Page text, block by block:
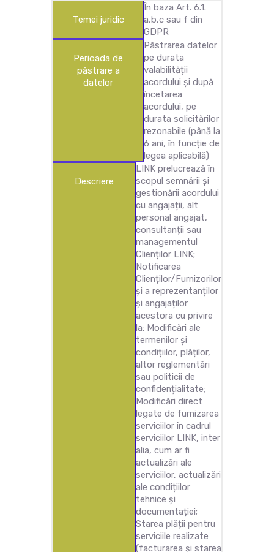
Temei juridic
În baza Art. 6.1.
a,b,c sau f din
GDPR
Perioada de
păstrare a
datelor
Păstrarea datelor
pe durata
valabilității
acordului și după
încetarea
acordului, pe
durata solicitărilor
rezonabile (până la
6 ani, în funcție de
legea aplicabilă)
Descriere
LINK prelucrează în
scopul semnării și
gestionării acordului
cu angajații, alt
personal angajat,
consultanții sau
managementul
Clienților LINK;
Notificarea
Clienților/Furnizorilor
și a reprezentanților
și angajaților
acestora cu privire
la: Modificări ale
termenilor și
condițiilor, plăților,
altor reglementări
sau politicii de
confidențialitate;
Modificări direct
legate de furnizarea
serviciilor în cadrul
serviciilor LINK, inter
alia, cum ar fi
actualizări ale
serviciilor, actualizări
ale condițiilor
tehnice și
documentației;
Starea plății pentru
serviciile realizate
(facturarea și starea